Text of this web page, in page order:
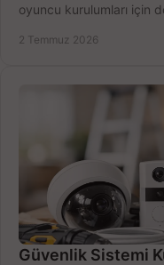
oyuncu kurulumları için
2 Temmuz 2026
Güvenlik Sistemi